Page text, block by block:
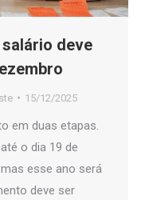
salário deve
15/12/2025
em duas etapas.
o dia 19 de
esse ano será
deve ser